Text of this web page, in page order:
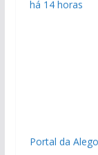
há 14 horas
Portal da Alego